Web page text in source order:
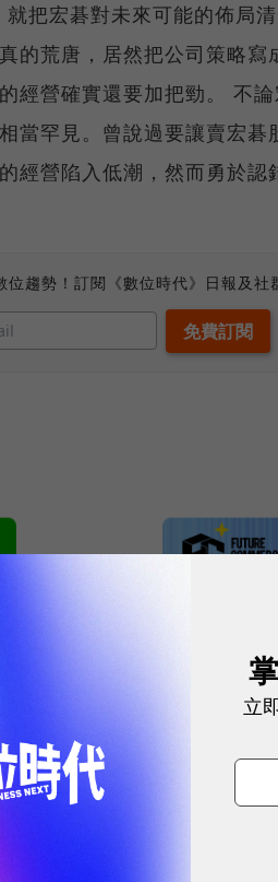
把宏碁對未來可能的佈局
的荒唐，居然把公司策略寫
經營確實還要加把勁。 不
當罕見。曾說過要讓賣宏碁
經營陷入低潮，然而勇於認
趨勢！訂閱《數位時代》日報及社
立